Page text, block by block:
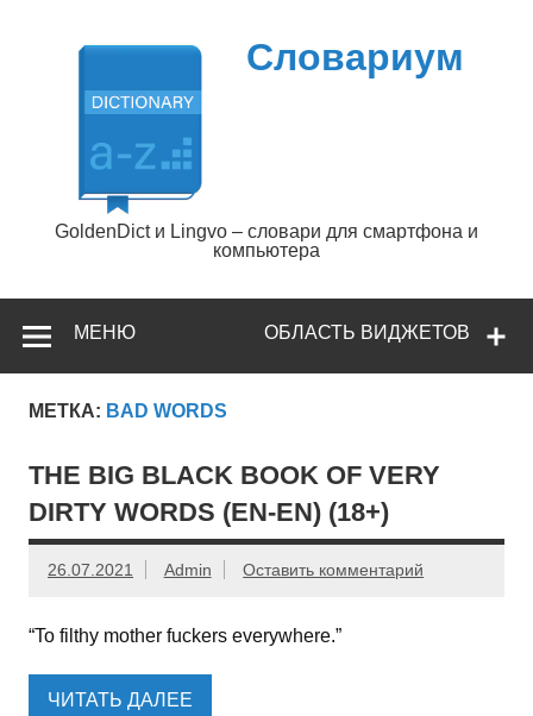
содержимому
Словариум
GoldenDict и Lingvo – словари для смартфона и
компьютера
ОБЛАСТЬ ВИДЖЕТОВ
МЕНЮ
МЕТКА: BAD WORDS
THE BIG BLACK BOOK OF VERY
DIRTY WORDS (EN-EN) (18+)
26.07.2021 Admin Оставить комментарий
“To filthy mother fuckers everywhere.”
ЧИТАТЬ ДАЛЕЕ